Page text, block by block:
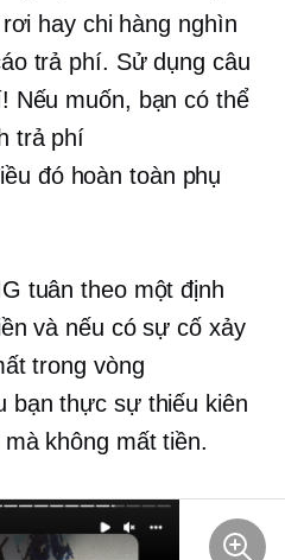
hay chi hàng nghìn
trả phí. Sử dụng câu
Nếu muốn, bạn có thể
trả phí
đó hoàn toàn phụ
tuân theo một định
và nếu có sự cố xảy
trong vòng
bạn thực sự thiếu kiên
không mất tiền.